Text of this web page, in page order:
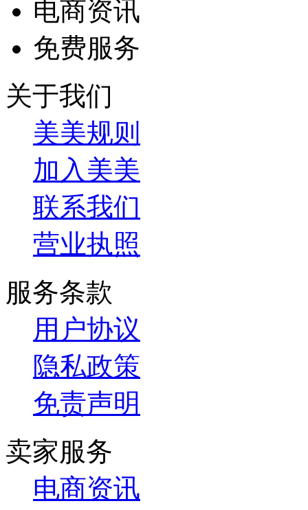
电商资讯
免费服务
关于我们
美美规则
加入美美
联系我们
营业执照
服务条款
用户协议
隐私政策
免责声明
卖家服务
电商资讯